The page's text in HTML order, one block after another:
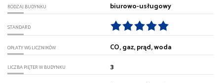
RODZAJ BUDYNKU biurowo-usługowy
STANDARD
OPŁATY WG LICZNIKÓW CO, gaz, prąd, woda
LICZBA PIĘTER W BUDYNKU 3